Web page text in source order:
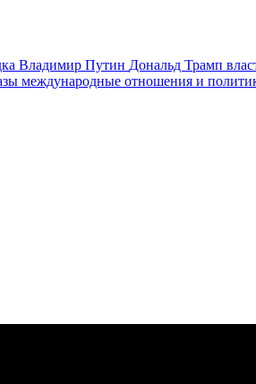
Владимир Путин Дональд Трамп
международные отношения и